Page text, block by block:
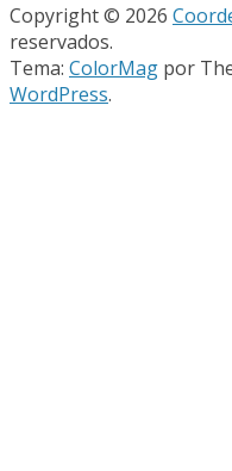
Copyright © 2026
reservados.
Tema: ColorMag por
WordPress.